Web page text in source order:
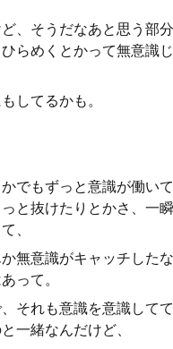
、そうだなあと思う部
らめくとかって無意識
してるかも。
でもずっと意識が働い
と抜けたりとかさ、一
、
無意識がキャッチした
って。
それも意識を意識して
一緒なんだけど、